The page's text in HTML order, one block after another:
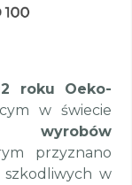
roku Oeko-
w świecie
wyrobów
przyznano
w